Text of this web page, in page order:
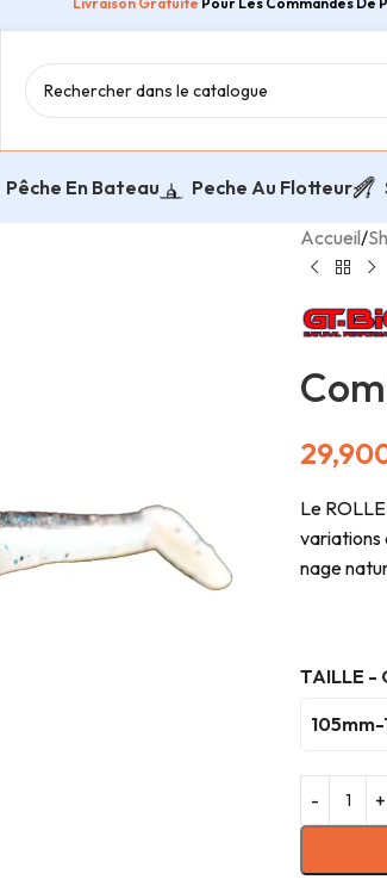
Pêche En Bateau Peche Au Flotteur
Accueil/
Le
variations
nage
TAILLE -
105mm-